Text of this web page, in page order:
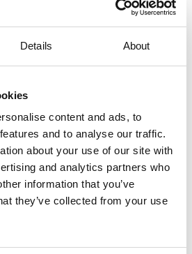
Details About
content and ads, to
and to analyse our traffic.
about your use of our site with
and analytics partners who
information that you’ve
they’ve collected from your use
gezocht!
kerstboom